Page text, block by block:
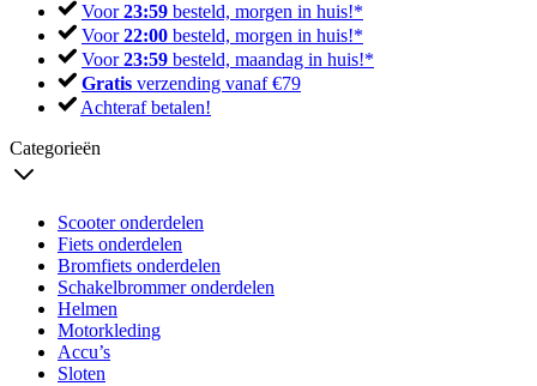
Voor23:59 besteld, morgen in huis!*
Voor22:00 besteld, morgen in huis!*
Voor23:59 besteld, maandag in huis!*
Gratis verzending vanaf €79
Achteraf betalen!
Categorieën
Scooter onderdelen
Fiets onderdelen
Bromfiets onderdelen
Schakelbrommer onderdelen
Helmen
Motorkleding
Accu’s
Sloten